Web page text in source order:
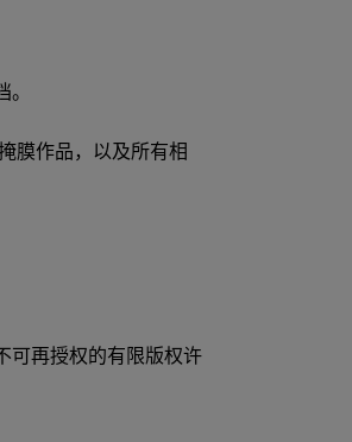
膜作品，以及所有相
可再授权的有限版权许